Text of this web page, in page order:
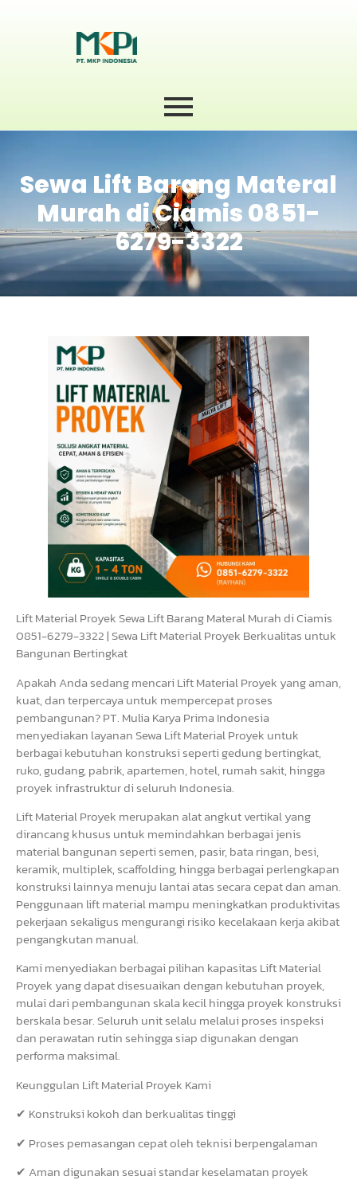
Sewa Lift Barang Materal
Murah di Ciamis 0851-
6279-3322
Lift Material Proyek Sewa Lift Barang Materal Murah di Ciamis
0851-6279-3322 | Sewa Lift Material Proyek Berkualitas untuk
Bangunan Bertingkat
Apakah Anda sedang mencari Lift Material Proyek yang aman,
kuat, dan terpercaya untuk mempercepat proses
pembangunan? PT. Mulia Karya Prima Indonesia
menyediakan layanan Sewa Lift Material Proyek untuk
berbagai kebutuhan konstruksi seperti gedung bertingkat,
ruko, gudang, pabrik, apartemen, hotel, rumah sakit, hingga
proyek infrastruktur di seluruh Indonesia.
Lift Material Proyek merupakan alat angkut vertikal yang
dirancang khusus untuk memindahkan berbagai jenis
material bangunan seperti semen, pasir, bata ringan, besi,
keramik, multiplek, scaffolding, hingga berbagai perlengkapan
konstruksi lainnya menuju lantai atas secara cepat dan aman.
Penggunaan lift material mampu meningkatkan produktivitas
pekerjaan sekaligus mengurangi risiko kecelakaan kerja akibat
pengangkutan manual.
Kami menyediakan berbagai pilihan kapasitas Lift Material
Proyek yang dapat disesuaikan dengan kebutuhan proyek,
mulai dari pembangunan skala kecil hingga proyek konstruksi
berskala besar. Seluruh unit selalu melalui proses inspeksi
dan perawatan rutin sehingga siap digunakan dengan
performa maksimal.
Keunggulan Lift Material Proyek Kami
✔ Konstruksi kokoh dan berkualitas tinggi
✔ Proses pemasangan cepat oleh teknisi berpengalaman
✔ Aman digunakan sesuai standar keselamatan proyek